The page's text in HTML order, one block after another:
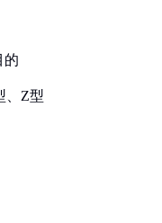
的
、Z型